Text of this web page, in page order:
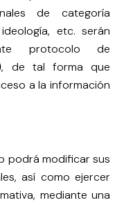
de categoría
etc. serán
protocolo de
, de tal forma que
a la información
podrá modificar sus
así como ejercer
mediante una